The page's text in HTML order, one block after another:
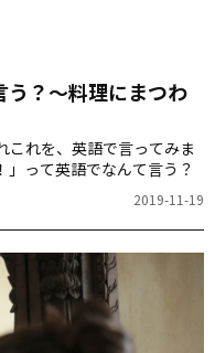
う？～料理にまつわ
これを、英語で言ってみま
」って英語でなんて言う？
2019-11-19